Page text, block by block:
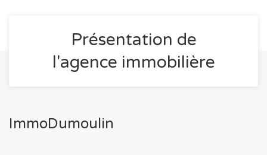
Présentation de
l'agence immobilière
ImmoDumoulin